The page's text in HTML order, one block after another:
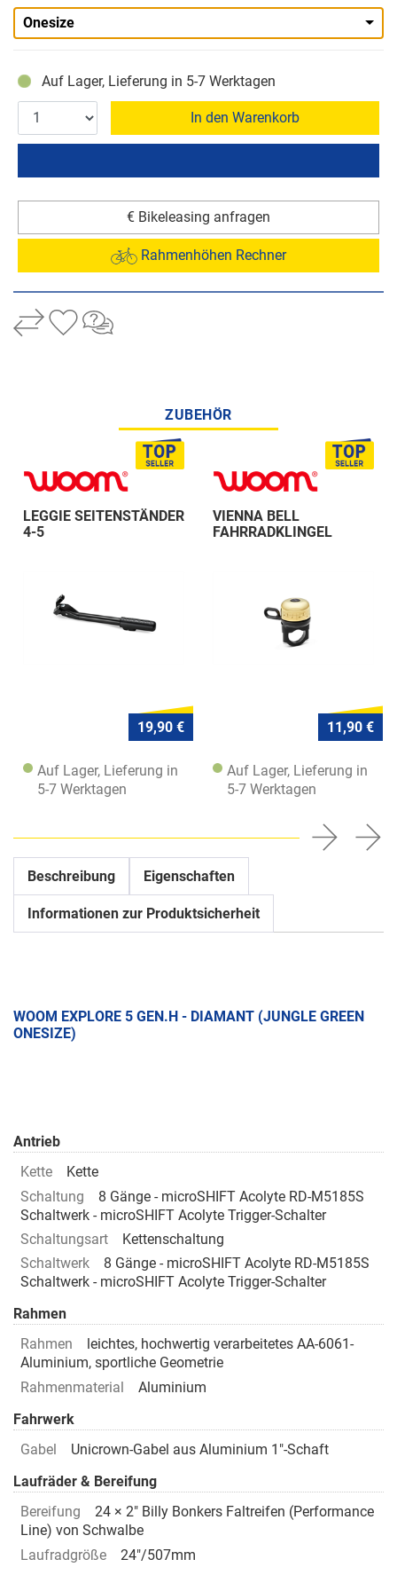
Onesize
Auf Lager, Lieferung in 5-7 Werktagen
In den Warenkorb
€ Bikeleasing anfragen
Rahmenhöhen Rechner
ZUBEHÖR
LEGGIE SEITENSTÄNDER
4-5
19,90 €
Auf Lager, Lieferung in
5-7 Werktagen
VIENNA BELL
FAHRRADKLINGEL
11,90 €
Auf Lager, Lieferung in
5-7 Werktagen
Beschreibung Eigenschaften
Informationen zur Produktsicherheit
WOOM EXPLORE 5 GEN.H - DIAMANT (JUNGLE GREEN
ONESIZE)
Antrieb
Kette
Kette
Schaltung
8 Gänge - microSHIFT Acolyte RD-M5185S
Schaltwerk - microSHIFT Acolyte Trigger-Schalter
Schaltungsart
Kettenschaltung
Schaltwerk
8 Gänge - microSHIFT Acolyte RD-M5185S
Schaltwerk - microSHIFT Acolyte Trigger-Schalter
Rahmen
Rahmen
leichtes, hochwertig verarbeitetes AA-6061-
Aluminium, sportliche Geometrie
Rahmenmaterial
Aluminium
Fahrwerk
Gabel
Unicrown-Gabel aus Aluminium 1"-Schaft
Laufräder & Bereifung
Bereifung
24 × 2" Billy Bonkers Faltreifen (Performance
Line) von Schwalbe
Laufradgröße
24"/507mm